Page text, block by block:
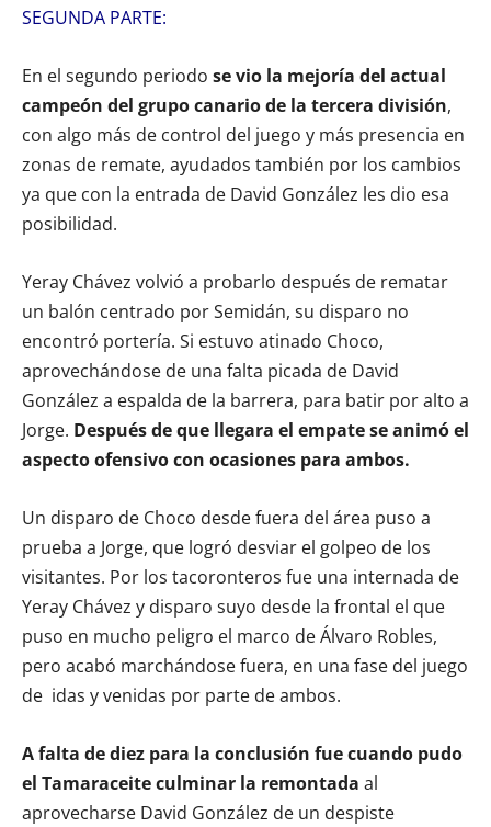
SEGUNDA PARTE:
En el segundo periodo se vio la mejoría del actual
campeón del grupo canario de la tercera división,
con algo más de control del juego y más presencia en
zonas de remate, ayudados también por los cambios
ya que con la entrada de David González les dio esa
posibilidad.
Yeray Chávez volvió a probarlo después de rematar
un balón centrado por Semidán, su disparo no
encontró portería. Si estuvo atinado Choco,
aprovechándose de una falta picada de David
González a espalda de la barrera, para batir por alto a
Jorge. Después de que llegara el empate se animó el
aspecto ofensivo con ocasiones para ambos.
Un disparo de Choco desde fuera del área puso a
prueba a Jorge, que logró desviar el golpeo de los
visitantes. Por los tacoronteros fue una internada de
Yeray Chávez y disparo suyo desde la frontal el que
puso en mucho peligro el marco de Álvaro Robles,
pero acabó marchándose fuera, en una fase del juego
de idas y venidas por parte de ambos.
A falta de diez para la conclusión fue cuando pudo
el Tamaraceite culminar la remontada al
aprovecharse David González de un despiste